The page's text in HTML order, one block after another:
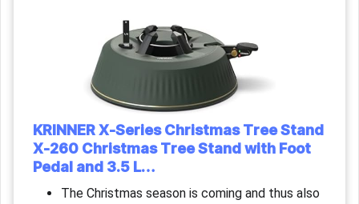
KRINNER X-Series Christmas Tree Stand
X-260 Christmas Tree Stand with Foot
Pedal and 3.5 L…
The Christmas season is coming and thus also